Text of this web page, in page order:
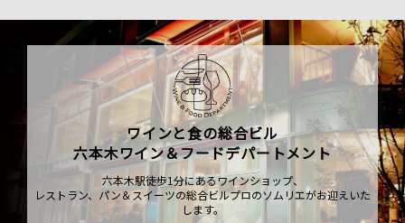
ワインと食の総合ビル
六本木ワイン＆フードデパートメント
六本木駅徒歩1分にあるワインショップ、
レストラン、パン＆スイーツの総合ビルプロのソムリエがお迎えいた
します。